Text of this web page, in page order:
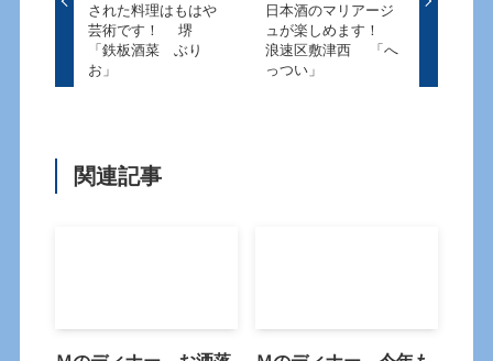
された料理はもはや
芸術です！ 堺
「鉄板酒菜 ぶり
お」
日本酒のマリアージ
ュが楽しめます！
浪速区敷津西 「へ
っつい」
関連記事